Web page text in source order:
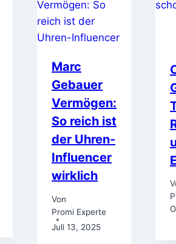
Marc
Gebauer
Vermögen:
So reich ist
der Uhren-
Influencer
wirklich
Von
Promi Experte
Juli 13, 2025